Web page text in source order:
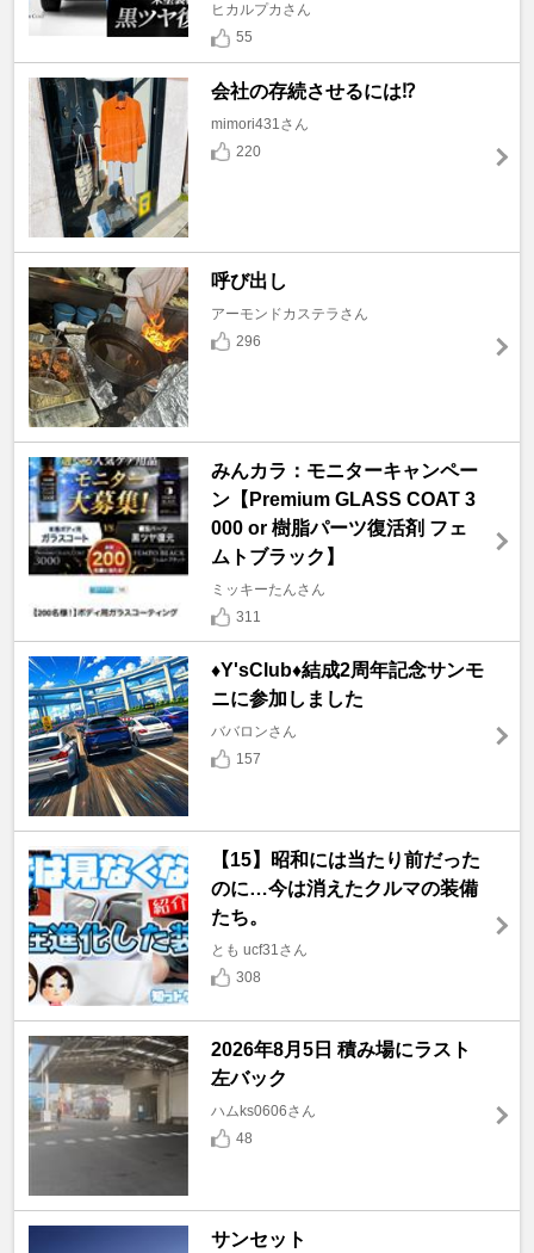
ヒカルプカさん
55
会社の存続させるには⁉️
mimori431さん
220
呼び出し
アーモンドカステラさん
296
みんカラ：モニターキャンペー
ン【Premium GLASS COAT 3
000 or 樹脂パーツ復活剤 フェ
ムトブラック】
ミッキーたんさん
311
♦️Y'sClub♦️結成2周年記念サンモ
ニに参加しました
ババロンさん
157
【15】昭和には当たり前だった
のに…今は消えたクルマの装備
たち。
とも ucf31さん
308
2026年8月5日 積み場にラスト
左バック
ハムks0606さん
48
サンセット